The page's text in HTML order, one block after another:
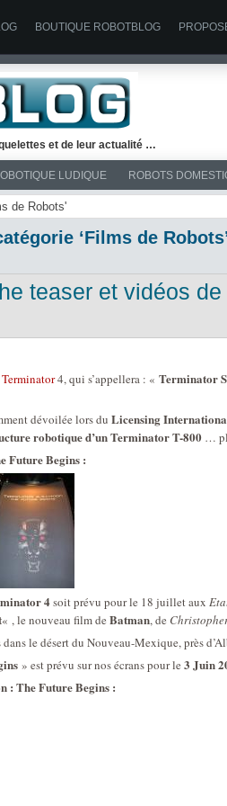
BOUTIQUE ROBOTBLOG
et de leur actualité …
LUDIQUE ROBOTS
de Robots'
‘Films de
teaser et vidéos de
Terminator4, qui s’appellera : « Terminator
dévoilée lors du Licensing
robotique d’un Terminator T-800 …
Future Begins :
4soit prévu pour le 18 juillet aux
« , le nouveau film de Batman, de
le désert du Nouveau-Mexique, près
» est prévu sur nos écrans pour le 3 Juin
: The Future Begins :